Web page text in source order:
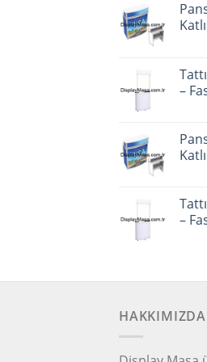
–
–
HAKKIMIZDA